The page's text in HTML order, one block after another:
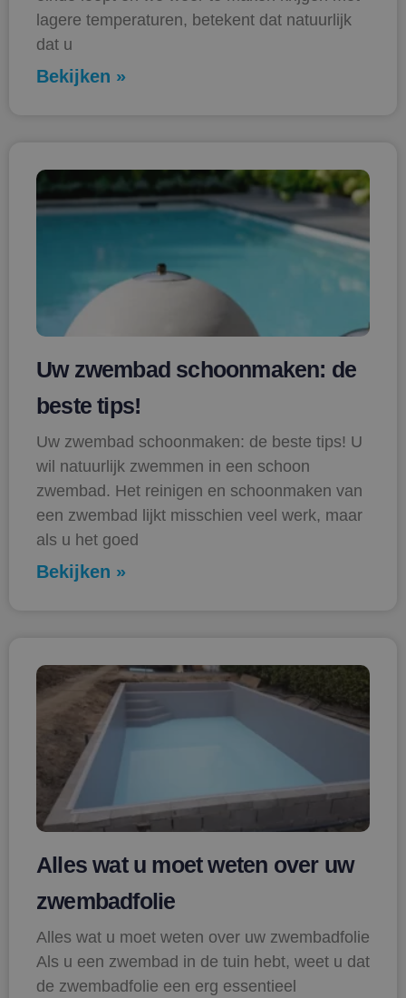
lagere temperaturen, betekent dat natuurlijk
dat u
Bekijken »
Uw zwembad schoonmaken: de
beste tips!
Uw zwembad schoonmaken: de beste tips! U
wil natuurlijk zwemmen in een schoon
zwembad. Het reinigen en schoonmaken van
een zwembad lijkt misschien veel werk, maar
als u het goed
Bekijken »
Alles wat u moet weten over uw
zwembadfolie
Alles wat u moet weten over uw zwembadfolie
Als u een zwembad in de tuin hebt, weet u dat
de zwembadfolie een erg essentieel